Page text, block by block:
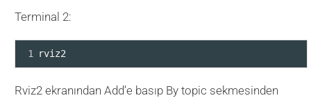
Terminal 2:
1 rviz2
Rviz2 ekranından Add’e basıp By topic sekmesinden